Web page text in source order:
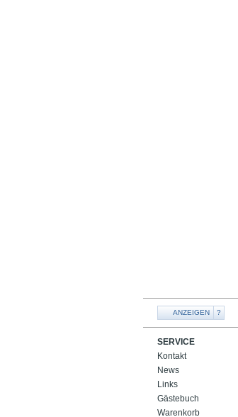
ANZEIGEN ?
SERVICE
Kontakt
News
Links
Gästebuch
Warenkorb